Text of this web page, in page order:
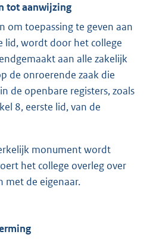
tot aanwijzing
om toepassing te geven aan
lid, wordt door het college
aan alle zakelijk
de onroerende zaak die
de openbare registers, zoals
8, eerste lid, van de
monument wordt
het college overleg over
met de eigenaar.